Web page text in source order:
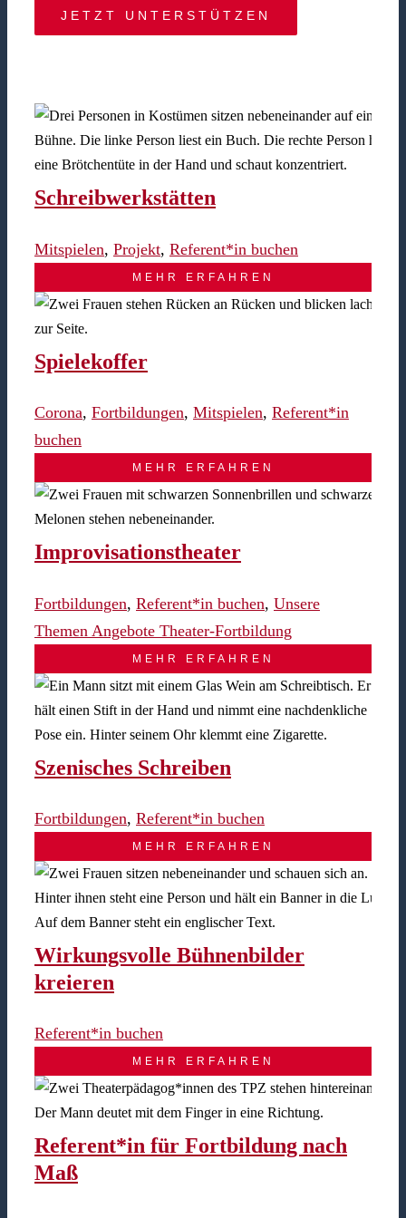
JETZT UNTERSTÜTZEN
Schreibwerkstätten
Mitspielen, Projekt, Referent*in buchen
MEHR ERFAHREN
Spielekoffer
Corona, Fortbildungen, Mitspielen, Referent*in
buchen
MEHR ERFAHREN
Improvisationstheater
Fortbildungen, Referent*in buchen, Unsere
Themen Angebote Theater-Fortbildung
MEHR ERFAHREN
Szenisches Schreiben
Fortbildungen, Referent*in buchen
MEHR ERFAHREN
Wirkungsvolle Bühnenbilder
kreieren
Referent*in buchen
MEHR ERFAHREN
Referent*in für Fortbildung nach
Maß